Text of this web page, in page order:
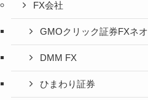
FX会社
GMOクリック証券FXネオ
DMM FX
ひまわり証券